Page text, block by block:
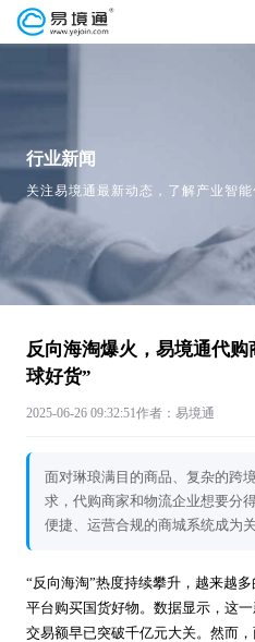
行业新闻
关注易境通最新动态，了解产业智
反向海淘爆火，易境通代
球好货”
2025-06-26 09:32:51作者：易境通
面对琳琅满目的商品、复杂的跨
求，代购商家和物流企业想要分
便捷、运营合规的商城系统成为关
“反向海淘”热度持续攀升，越来越
平台购买国货好物。数据显示，这
交易额早已突破千亿元大关。然而